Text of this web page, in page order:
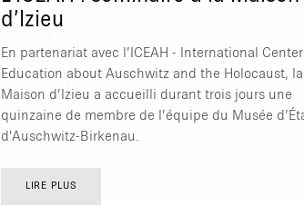
d’Izieu
En partenariat avec l’ICEAH - International
Education about Auschwitz and the Holocaust, la
Maison d’Izieu a accueilli durant trois jours une
quinzaine de membre de l’équipe du Musée
d'Auschwitz-Birkenau.
LIRE PLUS